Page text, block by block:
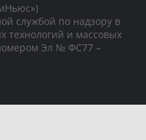
службой по надзору в
технологий и массовых
Эл № ФС77 –